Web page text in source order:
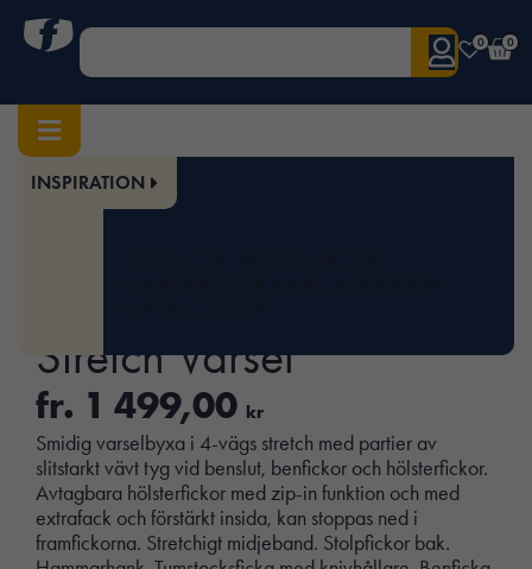
0 0
INSPIRATION
Hem/Herr/Underdelar
Stretch Varsel
fr. 1 499,00 kr
Smidig varselbyxa i 4-vägs stretch med partier av
slitstarkt vävt tyg vid benslut, benfickor och hölsterfickor.
Avtagbara hölsterfickor med zip-in funktion och med
extrafack och förstärkt insida, kan stoppas ned i
framfickorna. Stretchigt midjeband. Stolpfickor bak.